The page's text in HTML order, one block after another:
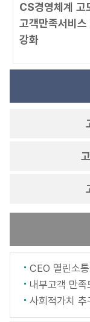
CS경영체계 고
고객만족서비스
강화
CEO 열린소
내부고객 만족
사회적가치